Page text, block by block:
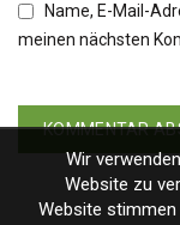
Name, E-Mail-
meinen nächsten
Wir
Website zu
Website stimmen